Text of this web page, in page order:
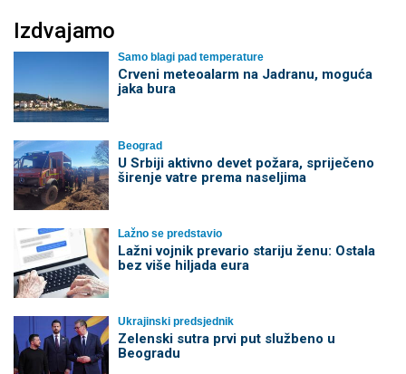
Izdvajamo
Samo blagi pad temperature
Crveni meteoalarm na Jadranu, moguća
jaka bura
Beograd
U Srbiji aktivno devet požara, spriječeno
širenje vatre prema naseljima
Lažno se predstavio
Lažni vojnik prevario stariju ženu: Ostala
bez više hiljada eura
Ukrajinski predsjednik
Zelenski sutra prvi put službeno u
Beogradu